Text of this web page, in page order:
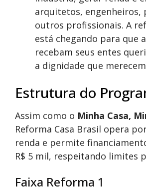
arquitetos, engenheiros,
outros profissionais. A
está chegando para que
recebam seus entes
a dignidade que
Estrutura do
Assim como o Minha Casa,
Reforma Casa Brasil opera
renda e permite
R$ 5 mil, respeitando limites
Faixa Reforma 1